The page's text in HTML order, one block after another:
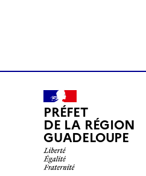
PRÉFET
DE LA RÉGION
GUADELOUPE